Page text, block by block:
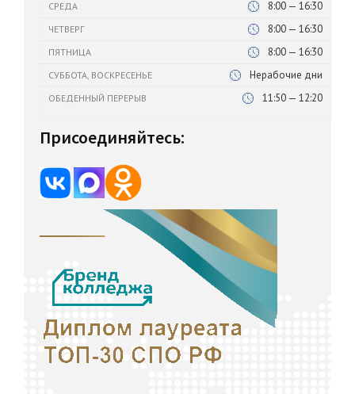
СРЕДА 8:00 — 16:30
ЧЕТВЕРГ 8:00 — 16:30
ПЯТНИЦА 8:00 — 16:30
СУББОТА, ВОСКРЕСЕНЬЕ Нерабочие дни
ОБЕДЕННЫЙ ПЕРЕРЫВ 11:50 — 12:20
Присоединяйтесь: